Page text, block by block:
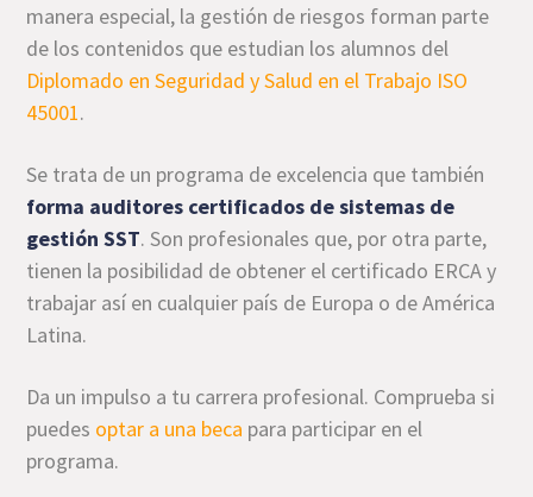
manera especial, la gestión de riesgos forman parte
de los contenidos que estudian los alumnos del
Diplomado en Seguridad y Salud en el Trabajo ISO
45001.
Se trata de un programa de excelencia que también
forma auditores certificados de sistemas de
gestión SST. Son profesionales que, por otra parte,
tienen la posibilidad de obtener el certificado ERCAy
trabajar así en cualquier país de Europa o de América
Latina.
Da un impulso a tu carrera profesional. Comprueba si
puedes optar a una beca para participar en el
programa.